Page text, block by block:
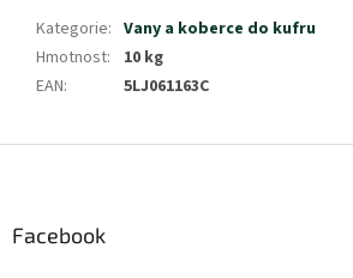
Kategorie: Vany a koberce do kufru
Hmotnost:
10 kg
EAN: 5LJ061163C
Facebook